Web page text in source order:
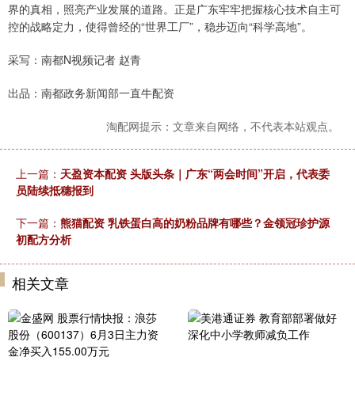
界的真相，照亮产业发展的道路。正是广东牢牢把握核心技术自主可
控的战略定力，使得曾经的“世界工厂”，稳步迈向“科学高地”。
采写：南都N视频记者 赵青
出品：南都政务新闻部一直牛配资
淘配网提示：文章来自网络，不代表本站观点。
上一篇： 天盈资本配资 头版头条｜广东“两会时间”开启，代表委
员陆续抵穗报到
下一篇： 熊猫配资 乳铁蛋白高的奶粉品牌有哪些？金领冠珍护源
初配方分析
相关文章